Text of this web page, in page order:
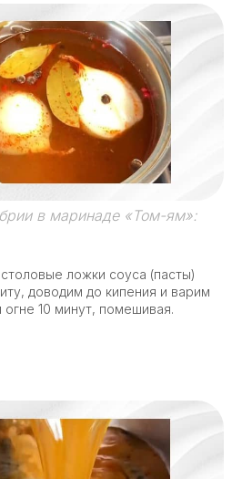
в маринаде «Том-ям»:
ложки соуса (пасты)
доводим до кипения и варим
10 минут, помешивая.